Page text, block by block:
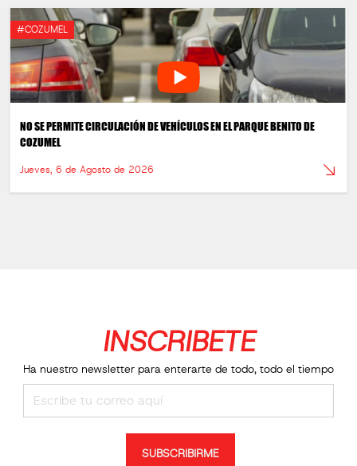
#COZUMEL
NO SE PERMITE CIRCULACIÓN DE VEHÍCULOS EN EL PARQUE BENITO DE
COZUMEL
Jueves, 6 de Agosto de 2026
INSCRIBETE
Ha nuestro newsletter para enterarte de todo, todo el tiempo
SUBSCRIBIRME